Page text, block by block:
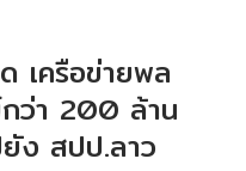
เครือข่ายพล
ว่า 200 ล้าน
ง สปป.ลาว